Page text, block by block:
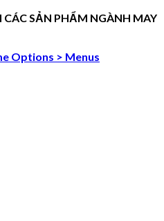
SẢN PHẨM NGÀNH MAY
Options > Menus